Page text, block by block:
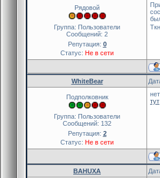
Рядовой
Группа: Пользователи
Сообщений: 2
Репутация: 0
Статус: Не в сети
WhiteBear
Подполковник
Группа: Пользователи
Сообщений: 132
Репутация: 2
Статус: Не в сети
тут
BAHUXA